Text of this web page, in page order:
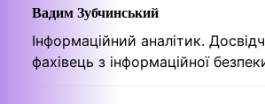
Вадим Зубчинський
Інформаційний аналітик.
фахівець з інформаційної